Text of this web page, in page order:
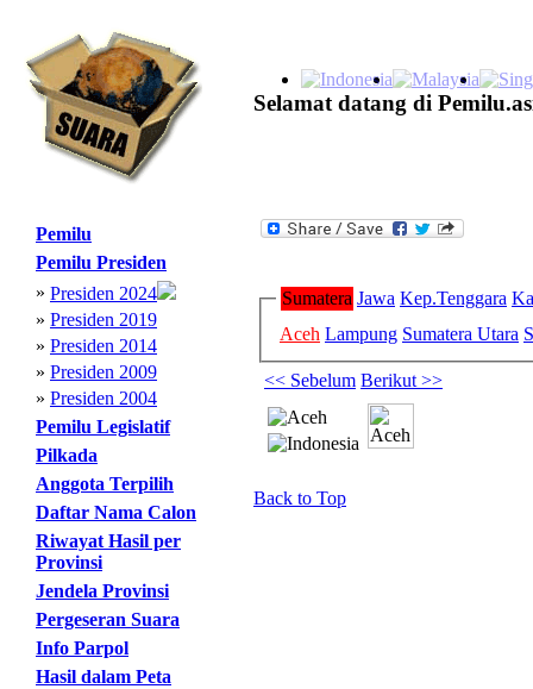
Selamat datang di
Pemilu
Pemilu Presiden
» Presiden 2024
» Presiden 2019
» Presiden 2014
» Presiden 2009
» Presiden 2004
Pemilu Legislatif
Pilkada
Anggota Terpilih
Daftar Nama Calon
Riwayat Hasil per
Provinsi
Jendela Provinsi
Pergeseran Suara
Info Parpol
Hasil dalam Peta
Sumatera Jawa Kep.Tenggara
Aceh Lampung Sumatera Utara
<< Sebelum Berikut >>
Back to Top